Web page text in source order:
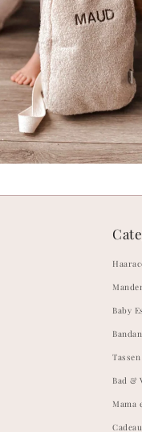
Baby
Tassen
Bad &
Mama